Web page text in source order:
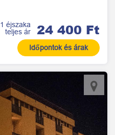
1 éjszaka
teljes ár
24 400 Ft
Időpontok és árak